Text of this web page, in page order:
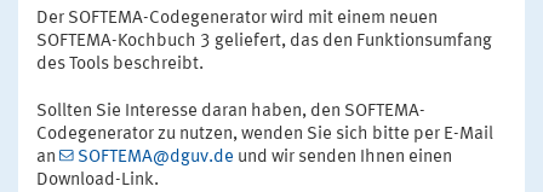
Der SOFTEMA-Codegenerator wird mit einem neuen
SOFTEMA-Kochbuch 3 geliefert, das den Funktionsumfang
des Tools beschreibt.
Sollten Sie Interesse daran haben, den SOFTEMA-
Codegenerator zu nutzen, wenden Sie sich bitte per E-Mail
an
SOFTEMA@dguv.de und wir senden Ihnen einen
Download-Link.